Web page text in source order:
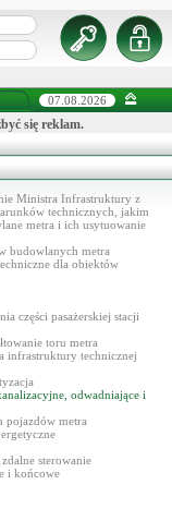
07.08.2026
się reklam.
Ministra Infrastruktury z
technicznych, jakim
metra i ich usytuowanie
budowlanych metra
dla obiektów
części pasażerskiej stacji
toru metra
infrastruktury technicznej
odwadniające i
pojazdów metra
sterowanie
i końcowe